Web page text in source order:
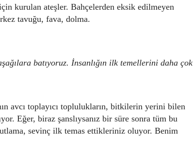
kurulan ateşler. Bahçelerden eksik edilmeyen
tavuğu, fava, dolma.
batıyoruz. İnsanlığın ilk temellerini daha çok
avcı toplayıcı toplulukların, bitkilerin yerini bilen
Eğer, biraz şanslıysanız bir süre sonra tüm bu
sevinç ilk temas ettikleriniz oluyor. Benim